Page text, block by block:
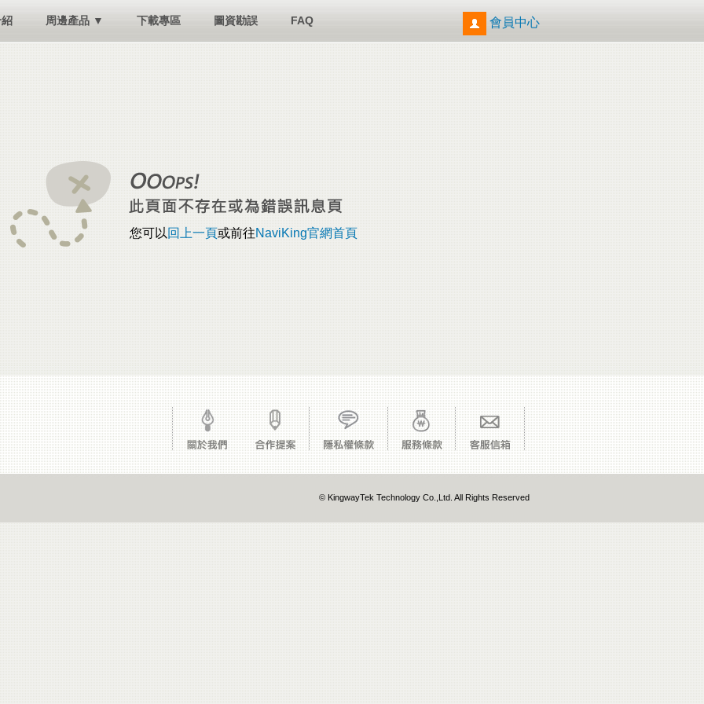
周邊產品 ▼ 下載專區 圖資勘誤 FAQ 會員中心
您可以 回上一頁或前往NaviKing官網首頁
© KingwayTek Technology Co.,Ltd. All Rights Reserved